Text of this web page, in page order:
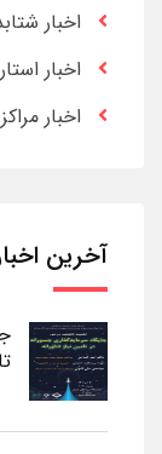
اخبار
اخبار
اخبار
آخرین